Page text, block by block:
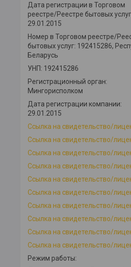
Дата регистрации в Торговом
реестре/Реестре бытовых
29.01.2015
Номер в Торговом реестре/
бытовых услуг: 192415286,
Беларусь
УНП: 192415286
Регистрационный орган:
Мингорисполком
Дата регистрации компании:
29.01.2015
Ссылка на свидетельство/
Ссылка на свидетельство/
Ссылка на свидетельство/
Ссылка на свидетельство/
Ссылка на свидетельство/
Ссылка на свидетельство/
Ссылка на свидетельство/
Ссылка на свидетельство/
Ссылка на свидетельство/
Ссылка на свидетельство/
Режим работы: